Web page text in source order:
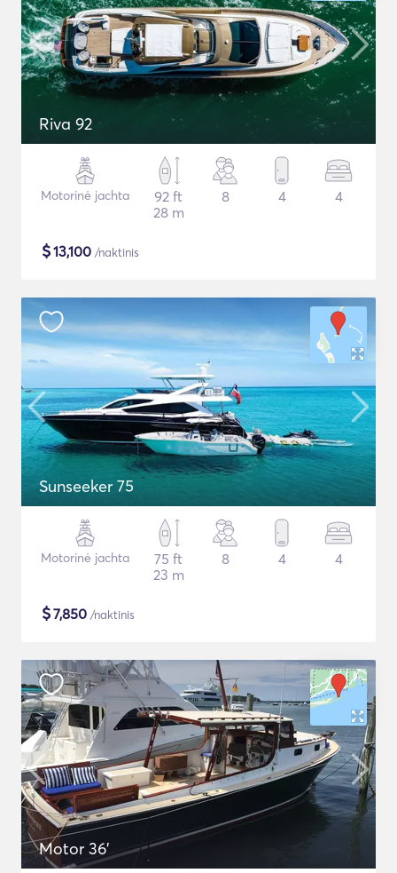
Riva 92
Motorinė jachta
92 ft
28 m
8 4 4
$13,100 /naktinis
Sunseeker 75
Motorinė jachta
75 ft
23 m
8 4 4
$7,850 /naktinis
Motor 36'